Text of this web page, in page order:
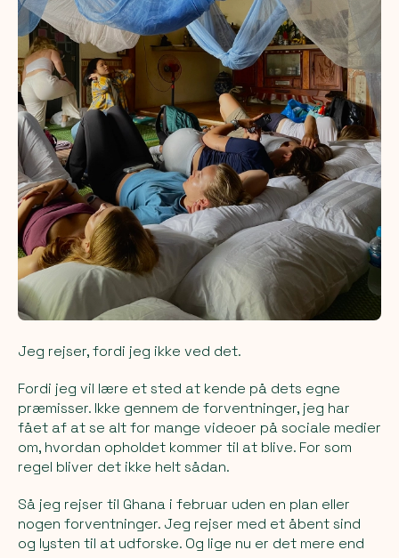
Jeg rejser, fordi jeg ikke ved det.
Fordi jeg vil lære et sted at kende på dets egne
præmisser. Ikke gennem de forventninger, jeg har
fået af at se alt for mange videoer på sociale medier
om, hvordan opholdet kommer til at blive. For som
regel bliver det ikke helt sådan.
Så jeg rejser til Ghana i februar uden en plan eller
nogen forventninger. Jeg rejser med et åbent sind
og lysten til at udforske. Og lige nu er det mere end